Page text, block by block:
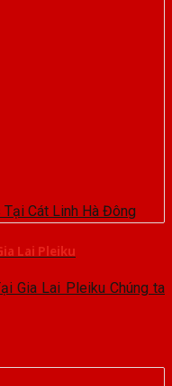
Lai Pleiku
Gia Lai Pleiku Chúng ta